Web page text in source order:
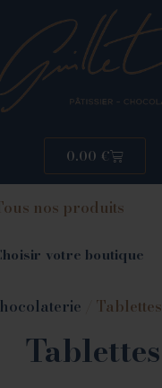
0.00 €
nos produits
votre boutique
/ Tablettes
Tablettes